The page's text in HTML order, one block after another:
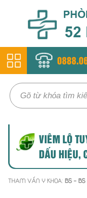
VIÊM LỘ
DẤU HIỆU,
THAM VẤN Y KHOA: BS - BS